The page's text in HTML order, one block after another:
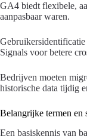
GA4 biedt flexibele,
aanpasbaar waren.
Signals voor betere
Bedrijven moeten
historische data tijdig
Belangrijke termen en
Een basiskennis van